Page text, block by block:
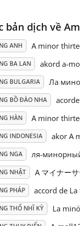
bản dịch về
ANH A minor
BA LAN akord a-
BULGARIA Ла
BỒ ĐÀO NHA
HÀN A minor
INDONESIA akor A
NGA ля-
NHẬT A マイナー
PHÁP accord de
THỔ NHĨ KỲ La